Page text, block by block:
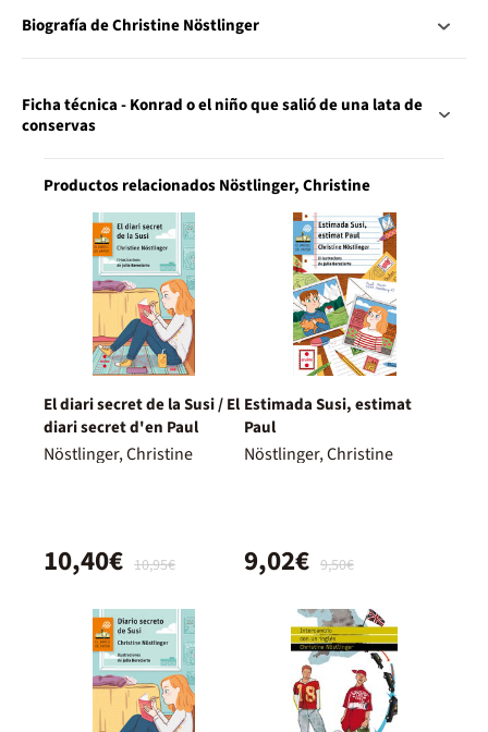
Biografía de Christine Nöstlinger
Ficha técnica - Konrad o el niño que salió de una lata de
conservas
Productos relacionados Nöstlinger, Christine
El diari secret de la Susi / El
diari secret d'en Paul
Nöstlinger, Christine
10,95€
10,40€
Estimada Susi, estimat
Paul
Nöstlinger, Christine
9,50€
9,02€